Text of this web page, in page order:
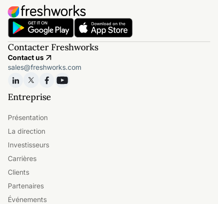
Contacter Freshworks
Contact us
sales@freshworks.com
Entreprise
Présentation
La direction
Investisseurs
Carrières
Clients
Partenaires
Événements